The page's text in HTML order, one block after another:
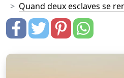
Quand deux esclaves se